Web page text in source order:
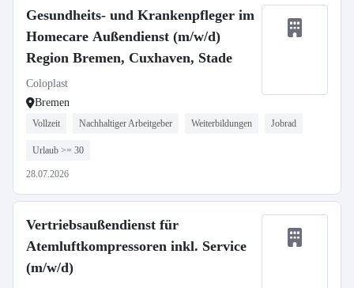
Gesundheits- und Krankenpfleger im
Homecare Außendienst (m/w/d)
Region Bremen, Cuxhaven, Stade
Coloplast
Bremen
Vollzeit Nachhaltiger Arbeitgeber Weiterbildungen Jobrad
Urlaub >= 30
28.07.2026
Vertriebsaußendienst für
Atemluftkompressoren inkl. Service
(m/w/d)